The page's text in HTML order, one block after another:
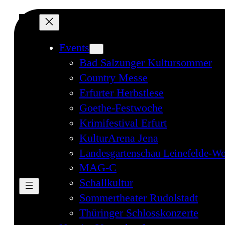
Events
Bad Salzunger Kultursommer
Country Messe
Erfurter Herbstlese
Goethe-Festwoche
Krimifestival Erfurt
KulturArena Jena
Landesgartenschau Leinefelde-
MAG-C
Schallkultur
Sommertheater Rudolstadt
Thüringer Schlosskonzerte